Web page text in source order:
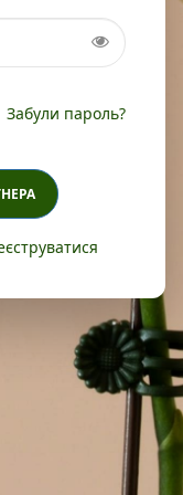
Забули пароль?